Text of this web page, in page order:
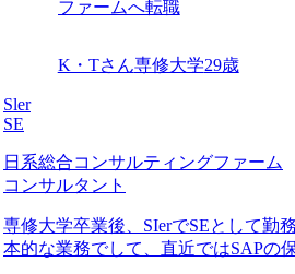
変えて社内SEを継続することは考
ントというポジションを発見し興味
カウトで丁寧に経歴について言及い
り添ったサポートをしていただける
つミドルエイジというややマイナー
は非常に経験豊富であるということ
支援をお願いすることに決めました
情報に非常に詳しく、驚きました。
ームがあり、それぞれどんな案件を
入社してどうキャッチアップしてい
になる点をすべて教えていただけま
ファームへ転職
K・Tさん専修大学29歳
Sler
SE
日系総合コンサルティングファーム
コンサルタント
専修大学卒業後、SIerでSEとして勤
本的な業務でして、直近ではSAPの